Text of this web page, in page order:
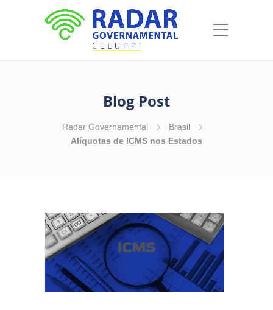
Blog Post
Radar Governamental
Brasil
Alíquotas de ICMS nos Estados